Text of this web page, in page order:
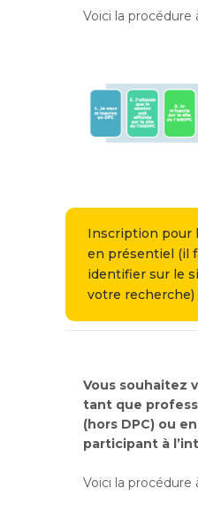
Voici la procédure
Inscription pour
en présentiel (il
identifier sur le
votre recherche)
Vous souhaitez
tant que
(hors DPC) ou
participant à
Voici la procédure